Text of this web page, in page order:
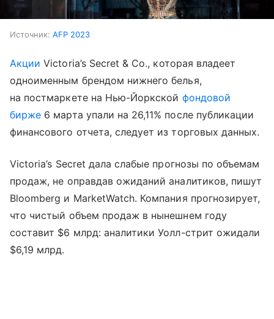
Источник: AFP 2023
Акции Victoria’s Secret & Co., которая владеет
одноименным брендом нижнего белья,
на постмаркете на Нью-Йоркской фондовой
бирже 6 марта упали на 26,11% после публикации
финансового отчета, следует из торговых данных.
Victoria’s Secret дала слабые прогнозы по объемам
продаж, не оправдав ожиданий аналитиков, пишут
Bloomberg и MarketWatch. Компания прогнозирует,
что чистый объем продаж в нынешнем году
составит $6 млрд: аналитики Уолл-стрит ожидали
$6,19 млрд.